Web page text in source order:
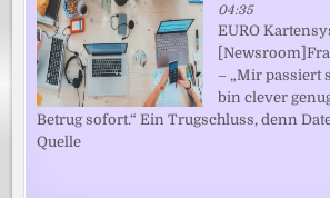
04:35
EURO
– „Mir passiert
bin clever
Betrug sofort.“ Ein Trugschluss, denn
Quelle